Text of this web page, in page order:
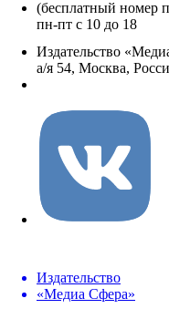
(бесплатный номер
пн-пт с 10 до 18
Издательство
а/я 54, Москва,
Издательство
«Медиа Сфера»